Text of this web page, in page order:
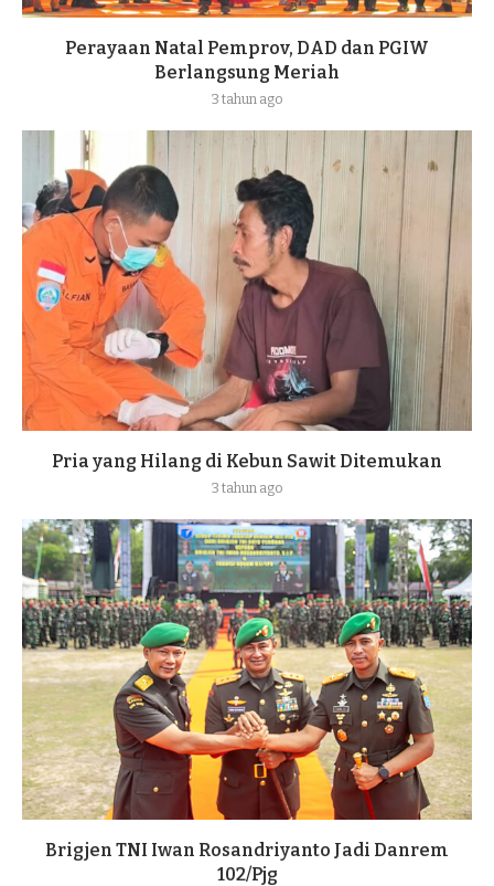
Perayaan Natal Pemprov, DAD dan PGIW
Berlangsung Meriah
3 tahun ago
Pria yang Hilang di Kebun Sawit Ditemukan
3 tahun ago
Brigjen TNI Iwan Rosandriyanto Jadi Danrem
102/Pjg